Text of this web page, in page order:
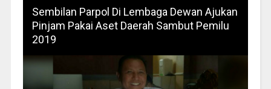
Sembilan Parpol Di Lembaga Dewan Ajukan
Pinjam Pakai Aset Daerah Sambut Pemilu
2019